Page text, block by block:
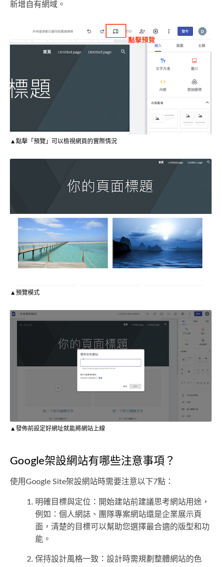
新增自有網域。
▲點擊「預覽」可以檢視網頁的實際情況
▲預覽模式
▲發佈前設定好網址就能將網站上線
Google架設網站有哪些注意事項？
使用Google Site架設網站時需要注意以下7點：
明確目標與定位：開始建站前建議思考網站用途，
例如：個人網誌、團隊專案網站還是企業展示頁
面，清楚的目標可以幫助您選擇最合適的版型和功
能。
保持設計風格一致：設計時需規劃整體網站的色